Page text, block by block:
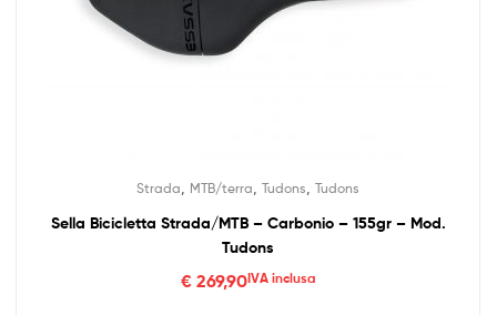
Strada MTB/terra Tudons Tudons
Sella Bicicletta Strada/MTB – Carbonio – 155gr – Mod.
Tudons
€269,90IVA inclusa